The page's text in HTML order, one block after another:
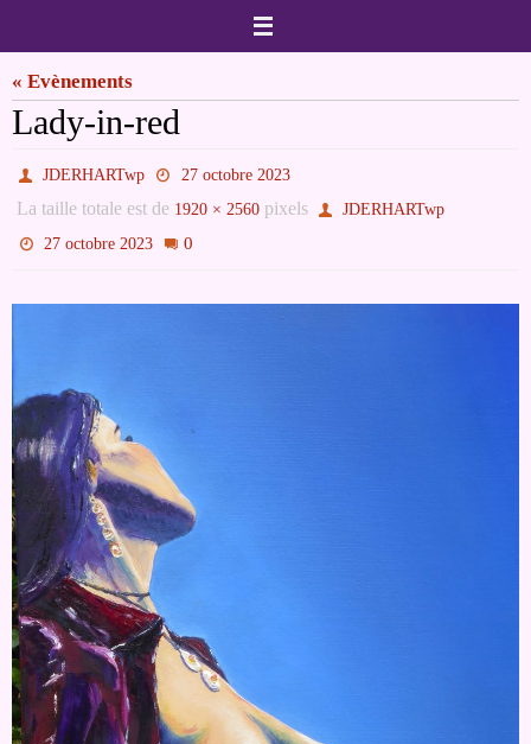
vers
le
contenu
« Evènements
Lady-in-red
JDERHARTwp 27 octobre 2023
La taille totale est de 1920 × 2560 pixels
JDERHARTwp
27 octobre 2023
0